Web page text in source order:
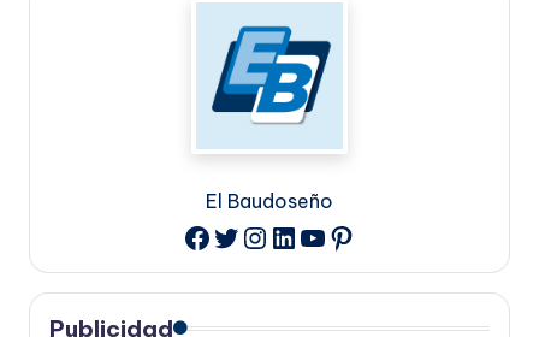
El Baudoseño
Facebook
Twitter
Instagram
LinkedIn
YouTube
Pinterest
Publicidad